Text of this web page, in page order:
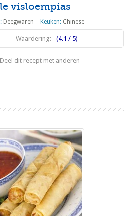
visloempias
Deegwaren Keuken: Chinese
Waardering: (4.1 / 5)
dit recept met anderen